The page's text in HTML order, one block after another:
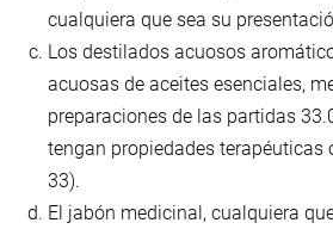
cualquiera que sea su
Los destilados acuosos
acuosas de aceites esenciales,
preparaciones de las partidas
tengan propiedades
33).
El jabón medicinal, cualquiera